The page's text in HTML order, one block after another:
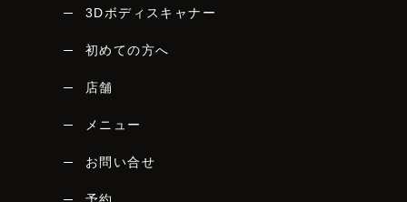
3Dボディスキャナー
初めての方へ
店舗
メニュー
お問い合せ